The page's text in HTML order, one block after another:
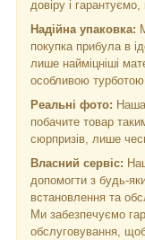
довіру і
Надійна упаковка:
покупка прибула в
лише найміцніші
особливою
Реальні фото:
побачите товар
сюрпризів, лише
Власний сервіс:
допомогти з будь-
встановлення та
Ми забезпечуємо
обслуговування,